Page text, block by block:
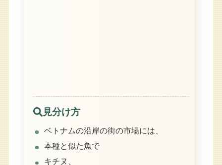
見分け方
ベトナムの沿岸の街の市場には、
本種と似た魚で
キチヌ、